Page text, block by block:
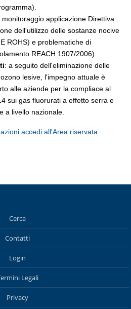
monitoraggio applicazione Direttiva
dell'utilizzo delle sostanze nocive
ROHS) e problematiche di
REACH 1907/2006).
: a seguito dell'eliminazione delle
lesive, l'impegno attuale è
alle aziende per la compliace al
sui gas fluorurati a effetto serra e
a livello nazionale.
accedi all'Area riservata
Cerca
Contatti
Login
Legali
Privacy